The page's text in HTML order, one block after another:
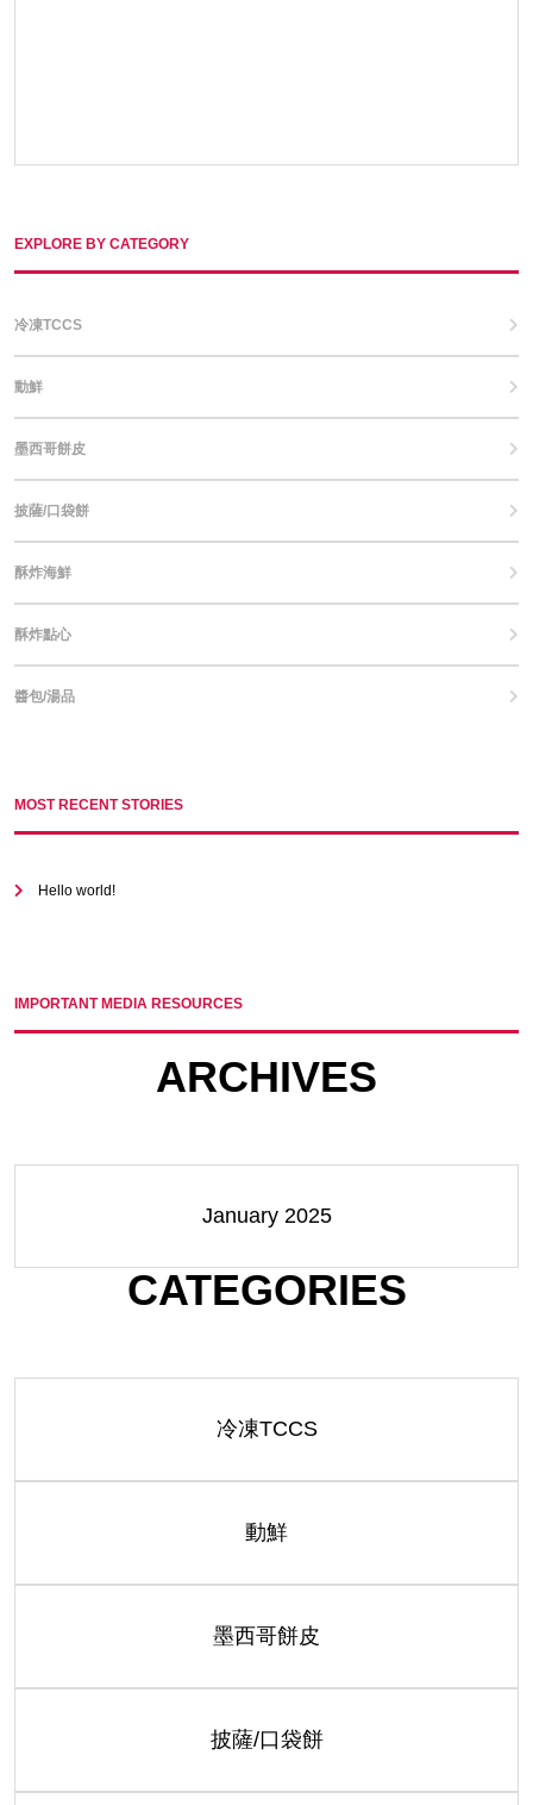
EXPLORE BY CATEGORY
冷凍TCCS
動鮮
墨西哥餅皮
披薩/口袋餅
酥炸海鮮
酥炸點心
醬包/湯品
MOST RECENT STORIES
Hello world!
IMPORTANT MEDIA RESOURCES
ARCHIVES
January 2025
CATEGORIES
冷凍TCCS
動鮮
墨西哥餅皮
披薩/口袋餅